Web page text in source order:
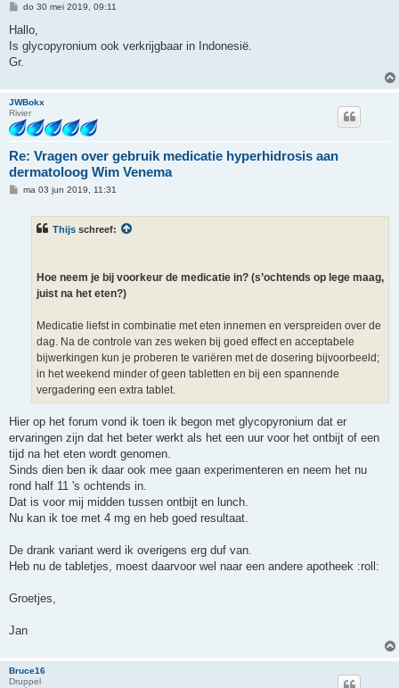
B
r
c
h
do 30 mei 2019, 09:11
Hallo,
Is glycopyronium ook verkrijgbaar in Indonesië.
Gr.
JWBokx
Rivier
Re: Vragen over gebruik medicatie hyperhidrosis aan
dermatoloog Wim Venema
Bma 03 jun 2019, 11:31
Thijs schreef:
Hoe neem je bij voorkeur de medicatie in? (s’ochtends op lege maag,
juist na het eten?)
Medicatie liefst in combinatie met eten innemen en verspreiden over de
dag. Na de controle van zes weken bij goed effect en acceptabele
bijwerkingen kun je proberen te variëren met de dosering bijvoorbeeld;
in het weekend minder of geen tabletten en bij een spannende
vergadering een extra tablet.
Hier op het forum vond ik toen ik begon met glycopyronium dat er
ervaringen zijn dat het beter werkt als het een uur voor het ontbijt of een
tijd na het eten wordt genomen.
Sinds dien ben ik daar ook mee gaan experimenteren en neem het nu
rond half 11 's ochtends in.
Dat is voor mij midden tussen ontbijt en lunch.
Nu kan ik toe met 4 mg en heb goed resultaat.
De drank variant werd ik overigens erg duf van.
Heb nu de tabletjes, moest daarvoor wel naar een andere apotheek :roll:
Groetjes,
Jan
Bruce16
Druppel